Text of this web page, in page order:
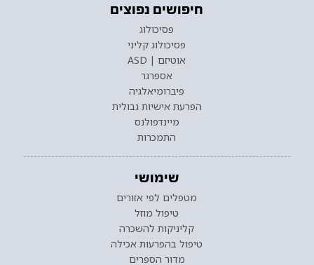
חיפושים נפוצים
פסיכולוג
פסיכולוג קליני
אוטיזם | ASD
אספרגר
פיברומיאלגיה
הפרעת אישיות גבולית
מיינדפולנס
התמכרות
שימושי
מטפלים לפי אזורים
טיפול מוזל
קליניקות להשכרה
טיפול בהפרעות אכילה
מדור הספרים